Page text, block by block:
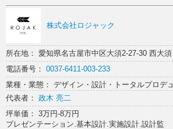
株式会社ロジャック
所在地： 愛知県名古屋市中区大須2-27-30 西大
電話番号： 0037-6411-003-233
業種・業態： デザイン・設計・トータルプロデ
代表者： 政木 亮二
坪単価： 3万円-8万円
プレゼンテーション.基本設計.実施設計.設計監